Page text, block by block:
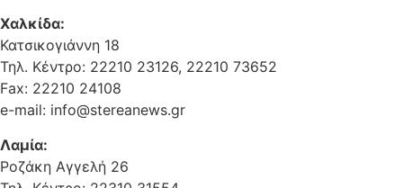
Χαλκίδα:
Κατσικογιάννη 18
Τηλ. Κέντρο: 22210 23126, 22210 73652
Fax: 22210 24108
e-mail: info@stereanews.gr
Λαμία:
Ροζάκη Αγγελή 26